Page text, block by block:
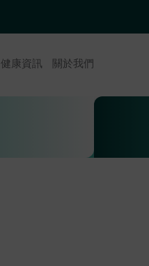
健康資訊 關於我們